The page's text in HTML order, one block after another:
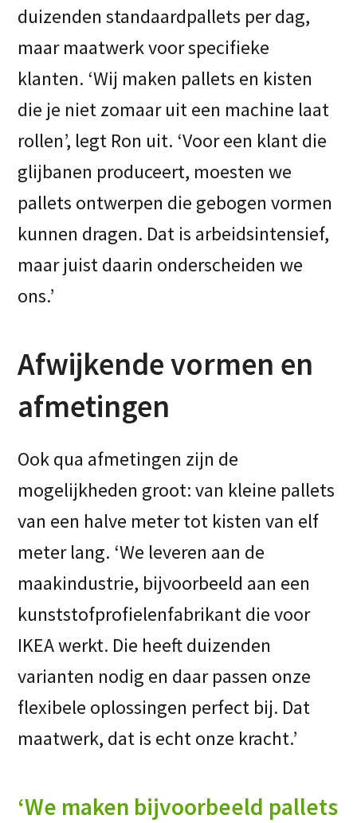
duizenden standaardpallets per dag,
maar maatwerk voor specifieke
klanten. ‘Wij maken pallets en kisten
die je niet zomaar uit een machine laat
rollen’, legt Ron uit. ‘Voor een klant die
glijbanen produceert, moesten we
pallets ontwerpen die gebogen vormen
kunnen dragen. Dat is arbeidsintensief,
maar juist daarin onderscheiden we
ons.’
Afwijkende vormen en
afmetingen
Ook qua afmetingen zijn de
mogelijkheden groot: van kleine pallets
van een halve meter tot kisten van elf
meter lang. ‘We leveren aan de
maakindustrie, bijvoorbeeld aan een
kunststofprofielenfabrikant die voor
IKEA werkt. Die heeft duizenden
varianten nodig en daar passen onze
flexibele oplossingen perfect bij. Dat
maatwerk, dat is echt onze kracht.’
‘We maken bijvoorbeeld pallets